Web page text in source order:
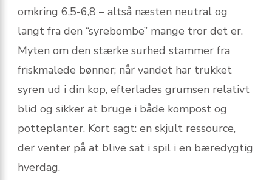
omkring 6,5-6,8 – altså næsten neutral og
langt fra den “syrebombe” mange tror det er.
Myten om den stærke surhed stammer fra
friskmalede bønner; når vandet har trukket
syren ud i din kop, efterlades grumsen relativt
blid og sikker at bruge i både kompost og
potteplanter. Kort sagt: en skjult ressource,
der venter på at blive sat i spil i en bæredygtig
hverdag.